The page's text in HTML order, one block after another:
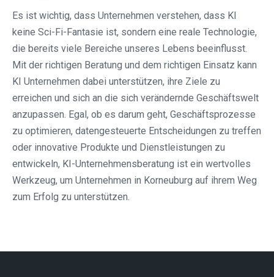
Es ist wichtig, dass Unternehmen verstehen, dass KI
keine Sci-Fi-Fantasie ist, sondern eine reale Technologie,
die bereits viele Bereiche unseres Lebens beeinflusst.
Mit der richtigen Beratung und dem richtigen Einsatz kann
KI Unternehmen dabei unterstützen, ihre Ziele zu
erreichen und sich an die sich verändernde Geschäftswelt
anzupassen. Egal, ob es darum geht, Geschäftsprozesse
zu optimieren, datengesteuerte Entscheidungen zu treffen
oder innovative Produkte und Dienstleistungen zu
entwickeln, KI-Unternehmensberatung ist ein wertvolles
Werkzeug, um Unternehmen in Korneuburg auf ihrem Weg
zum Erfolg zu unterstützen.